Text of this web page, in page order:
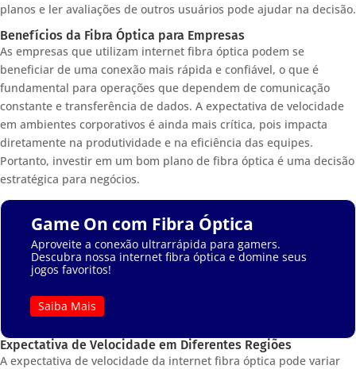
planos e ler avaliações de outros usuários pode ajudar na decisão.
Benefícios da Fibra Óptica para Empresas
As empresas que utilizam internet fibra óptica podem se
beneficiar de uma conexão mais rápida e confiável, o que é
fundamental para operações que dependem de comunicação
constante e transferência de dados. A expectativa de velocidade
em ambientes corporativos é ainda mais crítica, pois impacta
diretamente na produtividade e na eficiência das equipes.
Portanto, investir em um bom plano de fibra óptica é uma decisão
estratégica para negócios.
Game On com Fibra Óptica
Aproveite a conexão ultrarrápida para gamers.
Descubra nossa internet fibra óptica e domine seus
jogos favoritos!
Saiba Mais
Expectativa de Velocidade em Diferentes Regiões
A expectativa de velocidade da internet fibra óptica pode variar